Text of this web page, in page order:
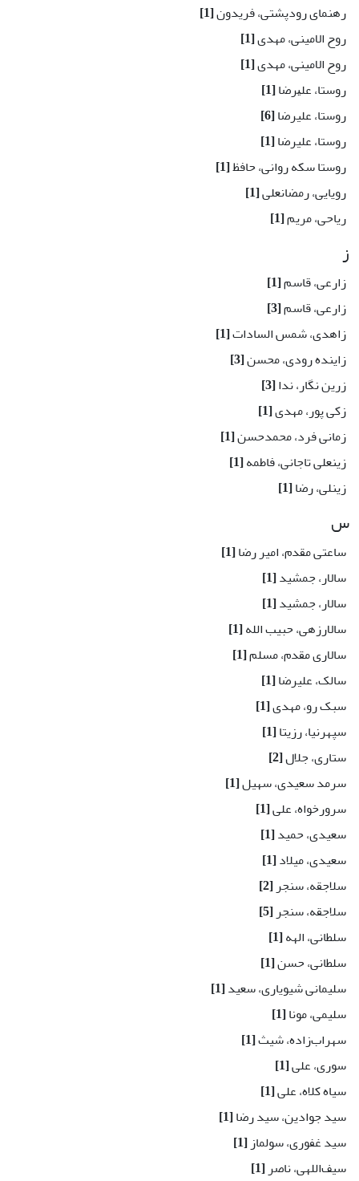
رهنمای رودپشتی، فریدون[1]
روح الامینی، مهدی[1]
روح الامینی، مهدی[1]
روستا، ﻋﻠﻴﺮﺿﺎ[1]
روستا، علیرضا[6]
روستا، علیرضا[1]
روستا سکه روانی، حافظ[1]
رویایی، رمضانعلی[1]
ریاحی، مریم[1]
ز
زارعی، قاسم[1]
زارعی، قاسم[3]
زاهدی، شمس السادات[1]
زاینده رودی، محسن[3]
زرین نگار، ندا[3]
زکی پور، مهدی[1]
زمانی فرد، محمدحسن[1]
زینعلی تاجانی، فاطمه[1]
زینلی، رضا[1]
س
ساعتی مقدم، امیر رضا[1]
سالار، جمشید[1]
سالار، جمشید[1]
سالارزهی، حبیب الله[1]
سالاری مقدم، مسلم[1]
سالک، علیرضا[1]
سبک رو، مهدی[1]
سپهرنیا، رزیتا[1]
ستاری، جلال[2]
سرمد سعیدی، سهیل[1]
سرورخواه، علی[1]
سعیدی، حمید[1]
سعیدی، میلاد[1]
سلاجقه، سنجر[2]
سلاجقه، سنجر[5]
سلطانی، الهه[1]
سلطانی، حسن[1]
سلیمانی شیویاری، سعید[1]
سلیمی، مونا[1]
سهراب‌زاده، شیث[1]
سوری، علی[1]
سیاه کلاه، علی[1]
سید جوادین، سید رضا[1]
سید غفوری، سولماز[1]
سیف‌اللهی، ناصر[1]